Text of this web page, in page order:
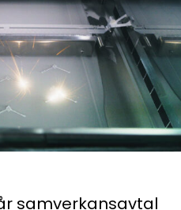
samverkansavtal